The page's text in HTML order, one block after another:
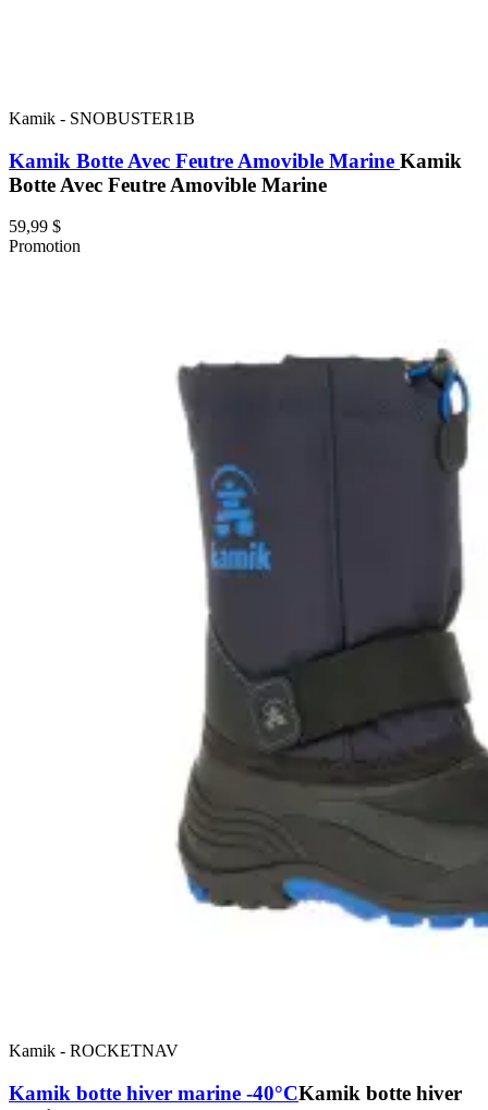
Kamik - SNOBUSTER1B
Kamik Botte Avec Feutre Amovible Marine Kamik
Botte Avec Feutre Amovible Marine
59,99 $
Promotion
Kamik - ROCKETNAV
Kamik botte hiver marine -40°CKamik botte hiver